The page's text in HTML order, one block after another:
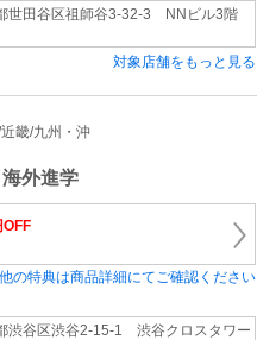
世田谷区祖師谷3-32-3 NNビル3階
対象店舗をもっと見る
畿/九州・沖
外進学
の特典は商品詳細にてご確認ください
渋谷区渋谷2‐15‐1 渋谷クロスタワー